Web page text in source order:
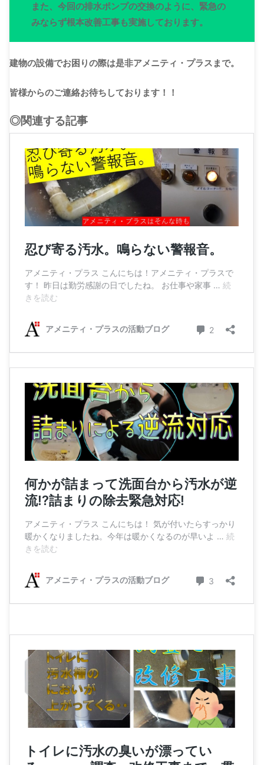
また、今回の排水ポンプの交換のように、緊急の
みならず根本改善工事も実施しております。
建物の設備でお困りの際は是非アメニティ・プラスまで。
皆様からのご連絡お待ちしております！！
◎関連する記事